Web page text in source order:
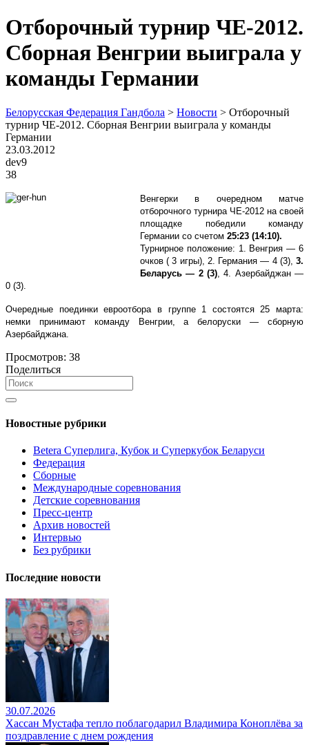
Отборочный турнир ЧЕ-2012.
Сборная Венгрии выиграла у
команды Германии
Белорусская Федерация Гандбола > Новости > Отборочный
турнир ЧЕ-2012. Сборная Венгрии выиграла у команды
Германии
23.03.2012
dev9
38
Венгерки в очередном матче
отборочного турнира ЧЕ-2012 на своей
площадке победили команду
Германии со счетом 25:23 (14:10).
Турнирное положение: 1. Венгрия — 6
очков ( 3 игры), 2. Германия — 4 (3), 3.
Беларусь — 2 (3) , 4. Азербайджан —
0 (3).
Очередные поединки евроотбора в группе 1 состоятся 25 марта:
немки принимают команду Венгрии, а белоруски — сборную
Азербайджана.
Просмотров: 38
Поделиться
Новостные рубрики
Betera Суперлига, Кубок и Суперкубок Беларуси
Федерация
Сборные
Международные соревнования
Детские соревнования
Пресс-центр
Архив новостей
Интервью
Без рубрики
Последние новости
30.07.2026
Хассан Мустафа тепло поблагодарил Владимира Коноплёва за
поздравление с днем рождения